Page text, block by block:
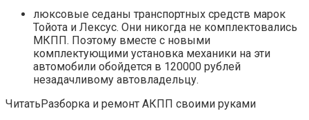
люксовые седаны транспортных средств марок
Тойота и Лексус. Они никогда не комплектовались
МКПП. Поэтому вместе с новыми
комплектующими установка механики на эти
автомобили обойдется в 120000 рублей
незадачливому автовладельцу.
ЧитатьРазборка и ремонт АКПП своими руками